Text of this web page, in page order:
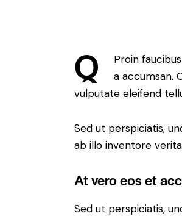
Q
Proin
a accumsan.
vulputate eleifend
Sed ut perspiciatis,
ab illo inventore
At vero eos et
Sed ut perspiciatis,